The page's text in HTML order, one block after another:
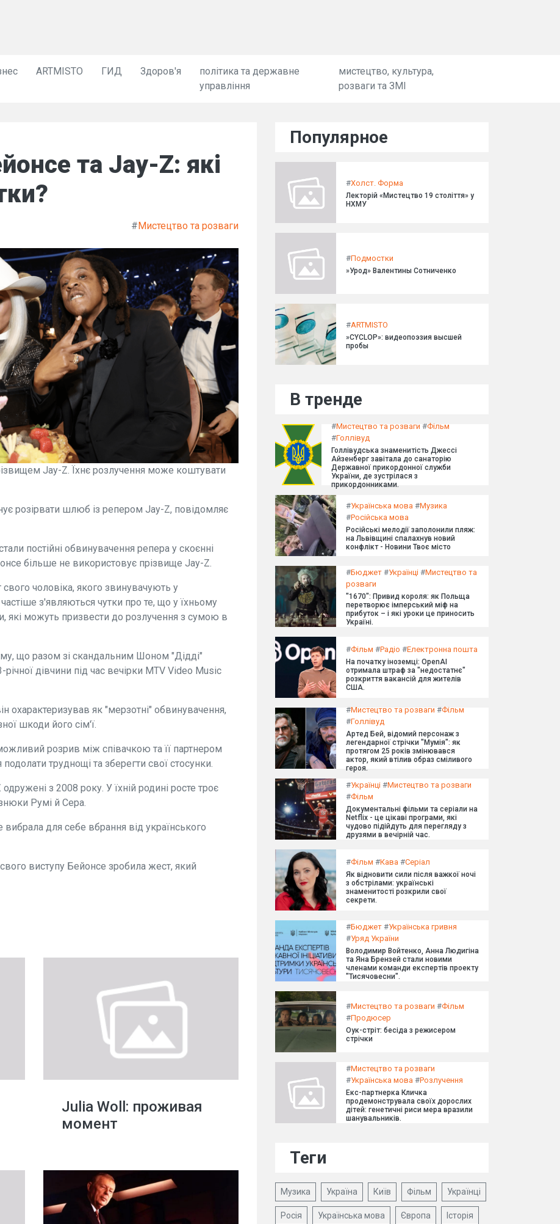
ARTMISTO ГИД Здоров'я
політика та державне
управління
мистецтво, культура,
розваги та ЗМІ
та Jay-Z: які
#Мистецтво та розваги
Jay-Z. Їхнє розлучення може коштувати
розірвати шлюб із репером Jay-Z, повідомляє
постійні обвинувачення репера у скоєнні
більше не використовує прізвище Jay-Z.
свого чоловіка, якого звинувачують у
з'являються чутки про те, що у їхньому
які можуть призвести до розлучення з сумою в
що разом зі скандальним Шоном "Дідді"
дівчини під час вечірки MTV Video Music
охарактеризував як "мерзотні" обвинувачення,
шкоди його сім'ї.
розрив між співачкою та її партнером
труднощі та зберегти свої стосунки.
з 2008 року. У їхній родині росте троє
Румі й Сера.
для себе вбрання від українського
виступу Бейонсе зробила жест, який
Julia Woll: проживая
момент
Популярное
#Холст. Форма
Лекторій «Мистецтво 19 століття» у
НХМУ
#Подмостки
»Урод» Валентины Сотниченко
#ARTMISTO
»CYCLOP»: видеопоэзия высшей
пробы
В тренде
#Мистецтво та розваги #Фільм
#Голлівуд
Голлівудська знаменитість Джессі
Айзенберг завітала до санаторію
Державної прикордонної служби
України, де зустрілася з
прикордонниками.
#Українська мова #Музика
#Російська мова
Російські мелодії заполонили пляж:
на Львівщині спалахнув новий
конфлікт - Новини Твоє місто
#Бюджет #Українці #Мистецтво та
розваги
"1670": Привид короля: як Польща
перетворює імперський міф на
прибуток – і які уроки це приносить
Україні.
#Фільм #Радіо #Електронна пошта
На початку іноземці: OpenAI
отримала штраф за "недостатнє"
розкриття вакансій для жителів
США.
#Мистецтво та розваги #Фільм
#Голлівуд
Артед Бей, відомий персонаж з
легендарної стрічки "Мумія": як
протягом 25 років змінювався
актор, який втілив образ сміливого
героя.
#Українці #Мистецтво та розваги
#Фільм
Документальні фільми та серіали на
Netflix - це цікаві програми, які
чудово підійдуть для перегляду з
друзями в вечірній час.
#Фільм #Кава #Серіал
Як відновити сили після важкої ночі
з обстрілами: українські
знаменитості розкрили свої
секрети.
#Бюджет #Українська гривня
#Уряд України
Володимир Войтенко, Анна Людигіна
та Яна Брензей стали новими
членами команди експертів проекту
"Тисячовесни".
#Мистецтво та розваги #Фільм
#Продюсер
Оук-стріт: бесіда з режисером
стрічки
#Мистецтво та розваги
#Українська мова #Розлучення
Екс-партнерка Кличка
продемонструвала своїх дорослих
дітей: генетичні риси мера вразили
шанувальників.
Теги
Музика Україна Київ Фільм Українці
Росія Українська мова Європа Історія